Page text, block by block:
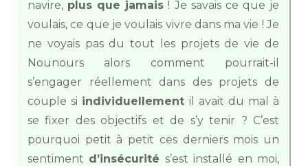
navire, plus que jamais ! Je savais ce que je
voulais, ce que je voulais vivre dans ma vie ! Je
ne voyais pas du tout les projets de vie de
Nounours alors comment pourrait-il
s’engager réellement dans des projets de
couple si individuellement il avait du mal à
se fixer des objectifs et de s’y tenir ? C’est
pourquoi petit à petit ces derniers mois un
sentiment d’insécurité s’est installé en moi,